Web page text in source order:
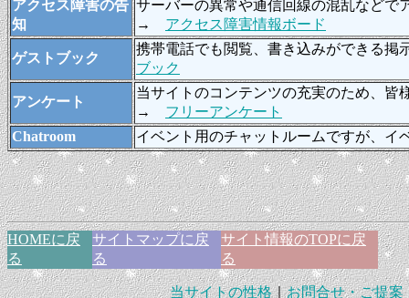
アクセス障害の告
知
サーバーの異常や通信回線の混乱などで
→ アクセス障害情報ボード
ゲストブック
携帯電話でも閲覧、書き込みができる
ブック
アンケート
当サイトのコンテンツの充実のため、皆
→ フリーアンケート
Chatroom
イベント用のチャットルームですが、
HOMEに戻
る
サイトマップに戻
る
サイト情報のTOPに戻
る
当サイトの性格｜お問合せ・ご提案